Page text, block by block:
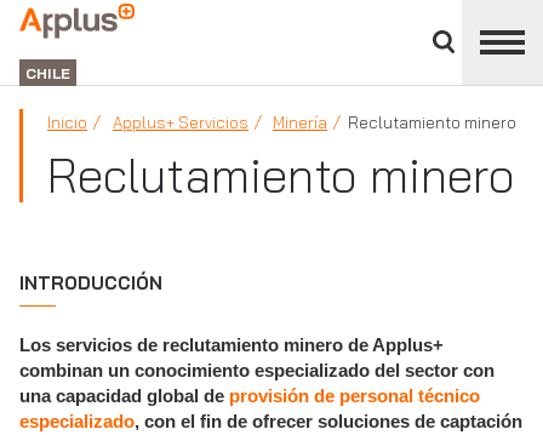
panel
APPLUS+
GROUP
CHILE
Inicio Applus+ Servicios Minería Reclutamiento minero
Reclutamiento minero
INTRODUCCIÓN
Los servicios de reclutamiento minero de Applus+
combinan un conocimiento especializado del sector con
una capacidad global de provisión de personal técnico
especializado, con el fin de ofrecer soluciones de captación